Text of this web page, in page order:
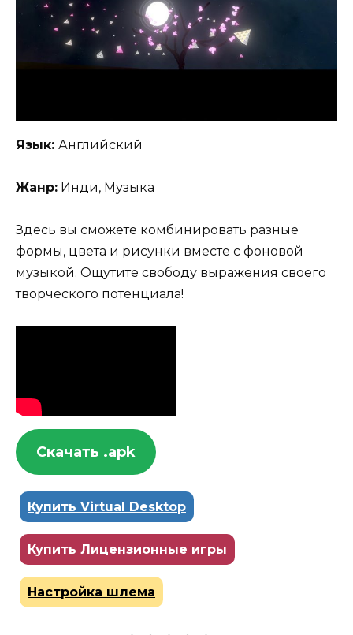
Язык: Английский
Жанр: Инди, Музыка
Здесь вы сможете комбинировать разные
формы, цвета и рисунки вместе с фоновой
музыкой. Ощутите свободу выражения своего
творческого потенциала!
Скачать .apk
Купить Virtual Desktop
Купить Лицензионные игры
Настройка шлема